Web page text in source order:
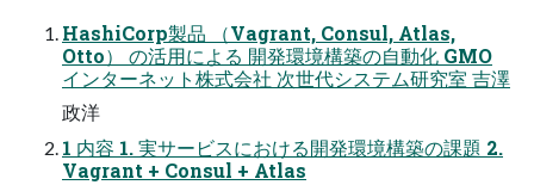
HashiCorp製品 （Vagrant, Consul, Atlas,
Otto） の活用による 開発環境構築の自動化 GMO
インターネット株式会社 次世代システム研究室 吉澤
政洋
1 内容 1. 実サービスにおける開発環境構築の課題 2.
Vagrant + Consul + Atlas